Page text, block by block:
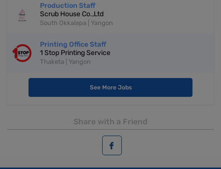
Production Staff
Scrub House Co.,Ltd
South Okkalapa | Yangon
Printing Office Staff
1 Stop Printing Service
Thaketa | Yangon
See More Jobs
Share with a Friend